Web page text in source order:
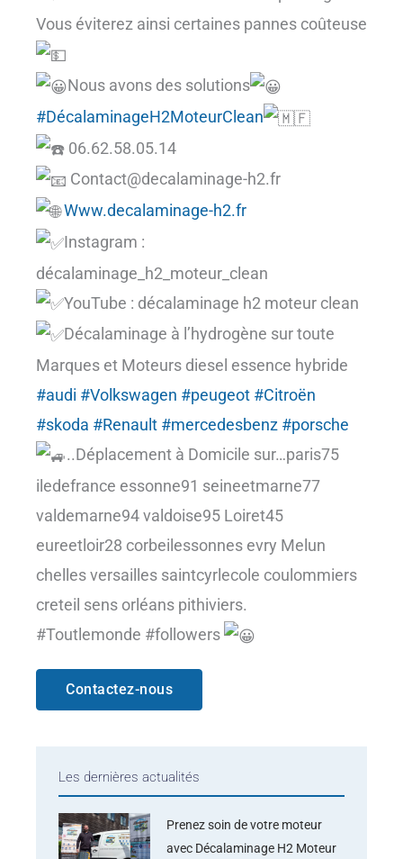
Vous éviterez ainsi certaines pannes coûteuse
Nous avons des solutions
#DécalaminageH2MoteurClean
06.62.58.05.14
Contact@decalaminage-h2.fr
Www.decalaminage-h2.fr
Instagram :
décalaminage_h2_moteur_clean
YouTube : décalaminage h2 moteur clean
Décalaminage à l’hydrogène sur toute
Marques et Moteurs diesel essence hybride
#audi #Volkswagen #peugeot #Citroën
#skoda #Renault #mercedesbenz #porsche
..Déplacement à Domicile sur…paris75
iledefrance essonne91 seineetmarne77
valdemarne94 valdoise95 Loiret45
eureetloir28 corbeilessonnes evry Melun
chelles versailles saintcyrlecole coulommiers
creteil sens orléans pithiviers.
#Toutlemonde #followers
Contactez-nous
Les dernières actualités
Prenez soin de votre moteur
avec Décalaminage H2 Moteur